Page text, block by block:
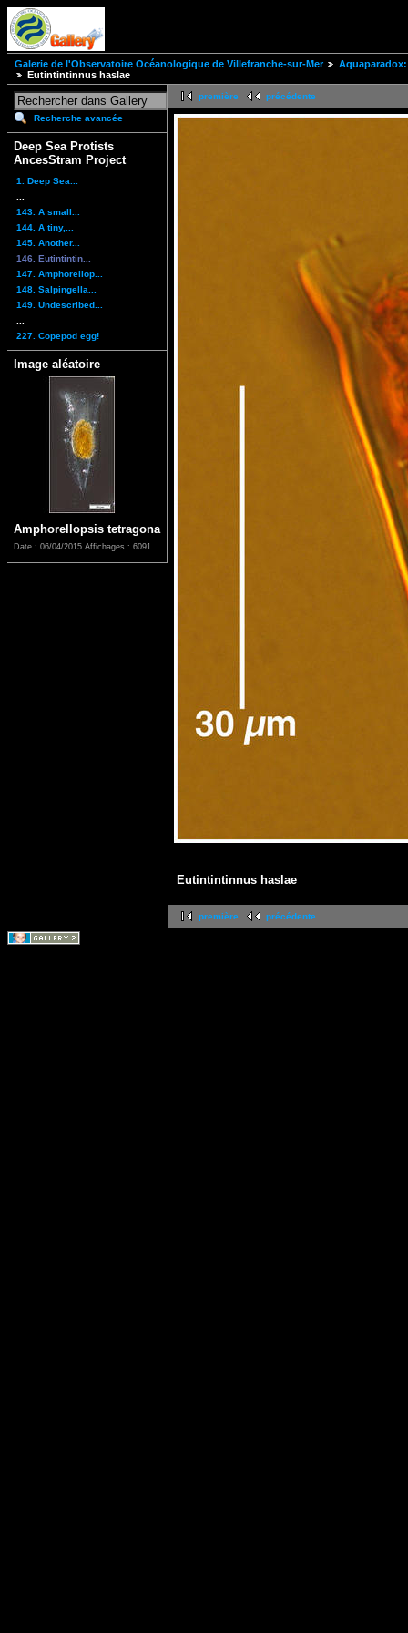
Galerie de l'Observatoire Océanologique de Villefranche-sur-Mer
Eutintintinnus haslae
Recherche avancée
Deep Sea Protists
AncesStram Project
1. Deep Sea...
143. A small...
144. A tiny,...
145. Another...
146. Eutintintin...
147. Amphorellop...
148. Salpingella...
149. Undescribed...
227. Copepod egg!
Image aléatoire
Amphorellopsis tetragona
Date : 06/04/2015 Affichages : 6091
première précédente
Eutintintinnus haslae
première précédente